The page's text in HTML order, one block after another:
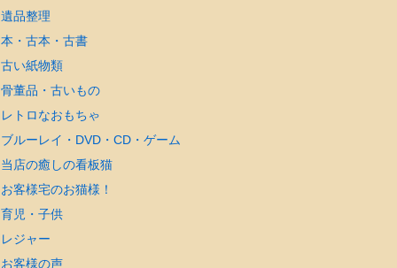
遺品整理
本・古本・古書
古い紙物類
骨董品・古いもの
レトロなおもちゃ
ブルーレイ・DVD・CD・ゲーム
当店の癒しの看板猫
お客様宅のお猫様！
育児・子供
レジャー
お客様の声